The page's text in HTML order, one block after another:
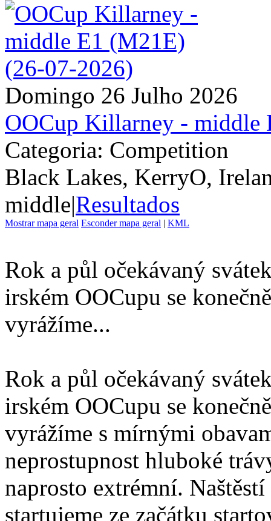
Domingo 26 Julho 2026
OOCup Killarney - middle
Categoria: Competition
Black Lakes, KerryO,
middle|Resultados
Mostrar mapa geral Esconder mapa geral | KML
Rok a půl očekávaný
irském OOCupu se
vyrážíme...
Rok a půl očekávaný
irském OOCupu se
vyrážíme s mírnými
neprostupnost hluboké
naprosto extrémní.
startujeme ze začátku